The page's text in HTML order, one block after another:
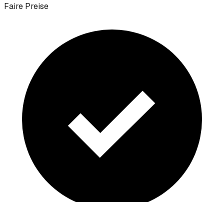
Faire Preise